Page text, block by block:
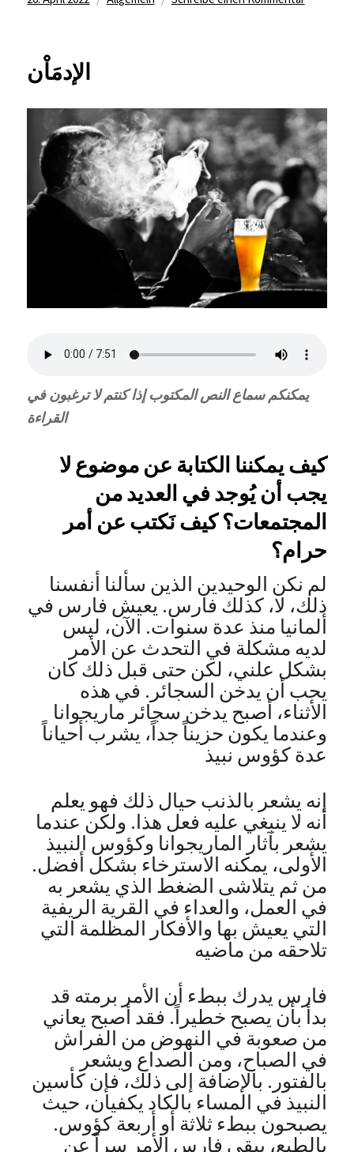
الإدمَاْن
يمكنكم سماع النص المكتوب إذا كنتم لا ترغبون في
القراءة
كيف يمكننا الكتابة عن موضوع لا
يجب أن يُوجد في العديد من
المجتمعات؟ كيف نَكتب عن أمر
حرام؟
لم نكن الوحيدين الذين سألنا أنفسنا
ذلك، لا، كذلك فارس. يعيش فارس في
ألمانيا منذ عدة سنوات. الآن، ليس
لديه مشكلة في التحدث عن الأمر
بشكل علني، لكن حتى قبل ذلك كان
يحب أن يدخن السجائر. في هذه
الأثناء، أصبح يدخن سجائر ماريجوانا
وعندما يكون حزيناً جداً، يشرب أحياناً
عدة كؤوس نبيذ
إنه يشعر بالذنب حيال ذلك فهو يعلم
أنه لا ينبغي عليه فعل هذا. ولكن عندما
يشعر بآثار الماريجوانا وكؤوس النبيذ
الأولى، يمكنه الاسترخاء بشكل أفضل.
من ثم يتلاشى الضغط الذي يشعر به
في العمل، والعداء في القرية الريفية
التي يعيش بها والأفكار المظلمة التي
تلاحقه من ماضيه
فارس يدرك ببطء أن الأمر برمته قد
بدأ بأن يصبح خطيراً. فقد أصبح يعاني
من صعوبة في النهوض من الفراش
في الصباح، ومن الصداع ويشعر
بالفتور. بالإضافة إلى ذلك، فإن كأسين
النبيذ في المساء بالكاد يكفيان، حيث
يصبحون ببطء ثلاثة أو أربعة كؤوس.
بالطبع، يبقي فارس الأمر سراً عن